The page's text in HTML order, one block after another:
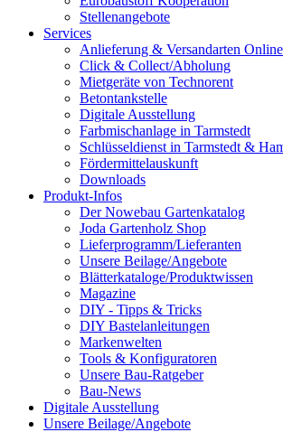
Stellenangebote
Services
Anlieferung & Versandarten
Click & Collect/Abholung
Mietgeräte von Technorent
Betontankstelle
Digitale Ausstellung
Farbmischanlage in Tarmstedt
Schlüsseldienst in Tarmstedt &
Fördermittelauskunft
Downloads
Produkt-Infos
Der Nowebau Gartenkatalog
Joda Gartenholz Shop
Lieferprogramm/Lieferanten
Unsere Beilage/Angebote
Blätterkataloge/Produktwissen
Magazine
DIY - Tipps & Tricks
DIY Bastelanleitungen
Markenwelten
Tools & Konfiguratoren
Unsere Bau-Ratgeber
Bau-News
Digitale Ausstellung
Unsere Beilage/Angebote